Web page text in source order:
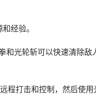
经验。
和光轮斩可以快速清除敌
程打击和控制，然后使